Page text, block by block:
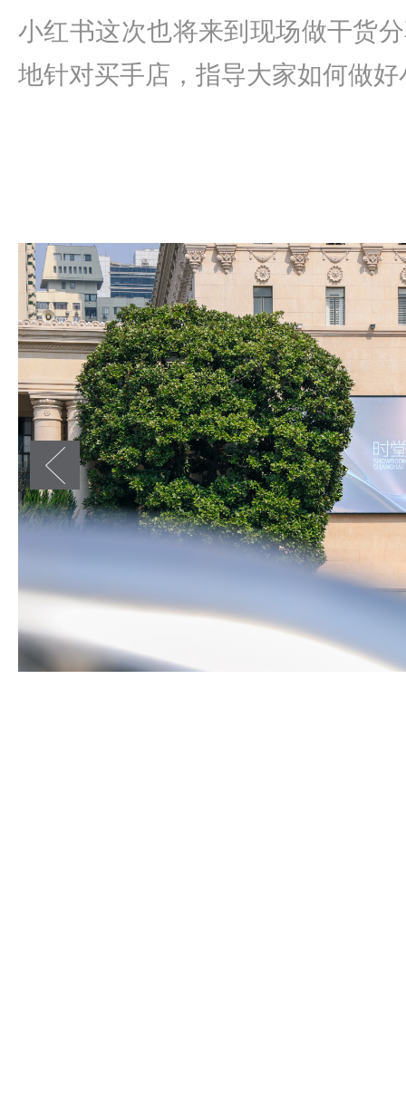
小红书这次也将来到现场做干货
地针对买手店，指导大家如何做